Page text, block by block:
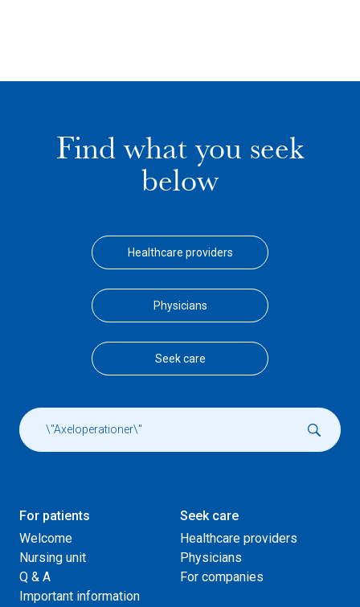
Find what you seek
below
Healthcare providers
Physicians
Seek care
For patients
Welcome
Nursing unit
Q & A
Important information
Seek care
Healthcare providers
Physicians
For companies